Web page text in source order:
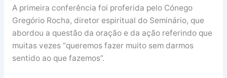
A primeira conferência foi proferida pelo Cónego
Gregório Rocha, diretor espiritual do Seminário, que
abordou a questão da oração e da ação referindo que
muitas vezes “queremos fazer muito sem darmos
sentido ao que fazemos”.